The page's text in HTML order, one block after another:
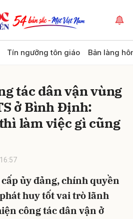
Tín ngưỡng tôn giáo Bản làng
tác dân vận vùng
ở Bình Định:
làm việc gì cũng
ủy đảng, chính quyền
huy tốt vai trò lãnh
công tác dân vận ở